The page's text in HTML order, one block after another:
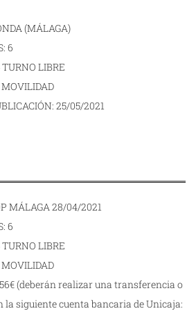
(MÁLAGA)
6
TURNO LIBRE
MOVILIDAD
25/05/2021
MÁLAGA 28/04/2021
6
TURNO LIBRE
MOVILIDAD
(deberán realizar una transferencia o
la siguiente cuenta bancaria de Unicaja: